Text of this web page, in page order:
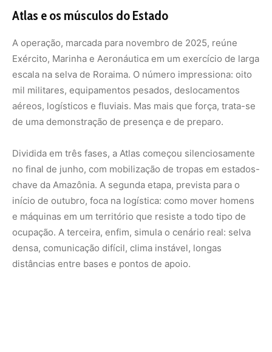
e máquinas em um território que resiste a todo tipo de
densa, comunicação difícil, clima instável, longas
distâncias entre bases e pontos de apoio.